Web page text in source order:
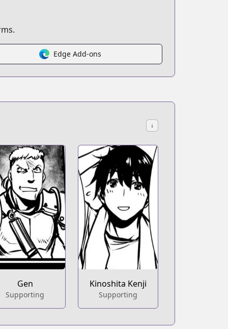
Edge Add-ons
↓
Gen
Supporting
Kinoshita Kenji
Supporting